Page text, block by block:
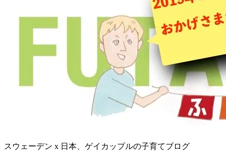
スウェーデン x 日本、ゲイカップルの子育てブログ